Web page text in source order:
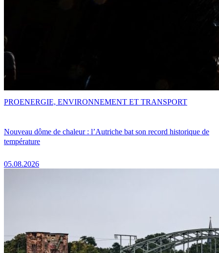
Nouveau dôme de chaleur : l’Autriche bat son record historique de
température
05.08.2026
PROENERGIE, ENVIRONNEMENT ET TRANSPORT